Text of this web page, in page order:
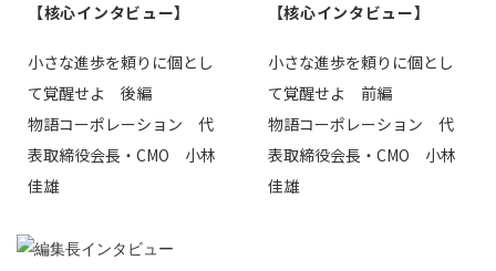
【核心インタビュー】
小さな進歩を頼りに個とし
て覚醒せよ 後編
物語コーポレーション 代
表取締役会長・CMO 小林
佳雄
【核心インタビュー】
小さな進歩を頼りに個とし
て覚醒せよ 前編
物語コーポレーション 代
表取締役会長・CMO 小林
佳雄